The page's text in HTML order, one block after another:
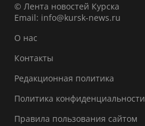
© Лента новостей Курска
Email: info@kursk-news.ru
О нас
Контакты
Редакционная политика
Политика конфиденциальности
Правила пользования сайтом